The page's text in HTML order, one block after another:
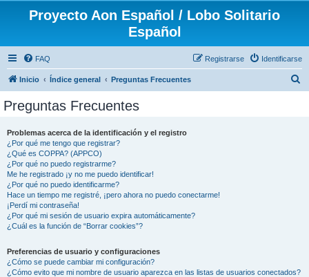
Proyecto Aon Español / Lobo Solitario
Español
FAQ Identificarse
Registrarse
Inicio Índice general Preguntas Frecuentes
Preguntas Frecuentes
Problemas acerca de la identificación y el registro
¿Por qué me tengo que registrar?
¿Qué es COPPA? (APPCO)
¿Por qué no puedo registrarme?
Me he registrado ¡y no me puedo identificar!
¿Por qué no puedo identificarme?
Hace un tiempo me registré, ¡pero ahora no puedo conectarme!
¡Perdí mi contraseña!
¿Por qué mi sesión de usuario expira automáticamente?
¿Cuál es la función de “Borrar cookies”?
Preferencias de usuario y configuraciones
¿Cómo se puede cambiar mi configuración?
¿Cómo evito que mi nombre de usuario aparezca en las listas de usuarios conectados?